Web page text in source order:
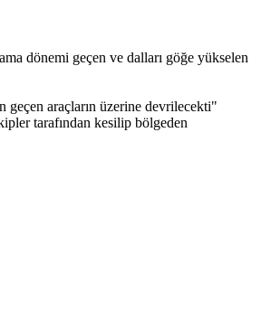
dönemi geçen ve dalları göğe yükselen
geçen araçların üzerine devrilecekti"
tarafından kesilip bölgeden